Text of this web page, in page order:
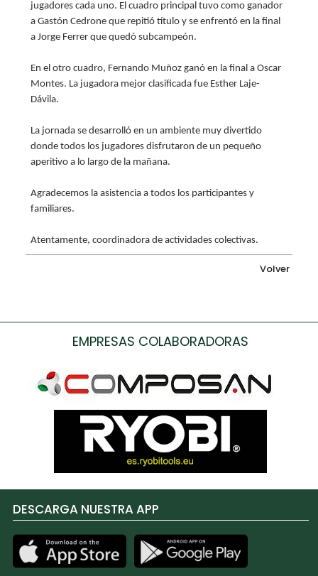
jugadores cada uno. El cuadro principal tuvo como ganador
a Gastón Cedrone que repitió título y se enfrentó en la final
a Jorge Ferrer que quedó subcampeón.
En el otro cuadro, Fernando Muñoz ganó en la final a Oscar
Montes. La jugadora mejor clasificada fue Esther Laje-
Dávila.
La jornada se desarrolló en un ambiente muy divertido
donde todos los jugadores disfrutaron de un pequeño
aperitivo a lo largo de la mañana.
Agradecemos la asistencia a todos los participantes y
familiares.
Atentamente, coordinadora de actividades colectivas.
Volver
EMPRESAS COLABORADORAS
DESCARGA NUESTRA APP